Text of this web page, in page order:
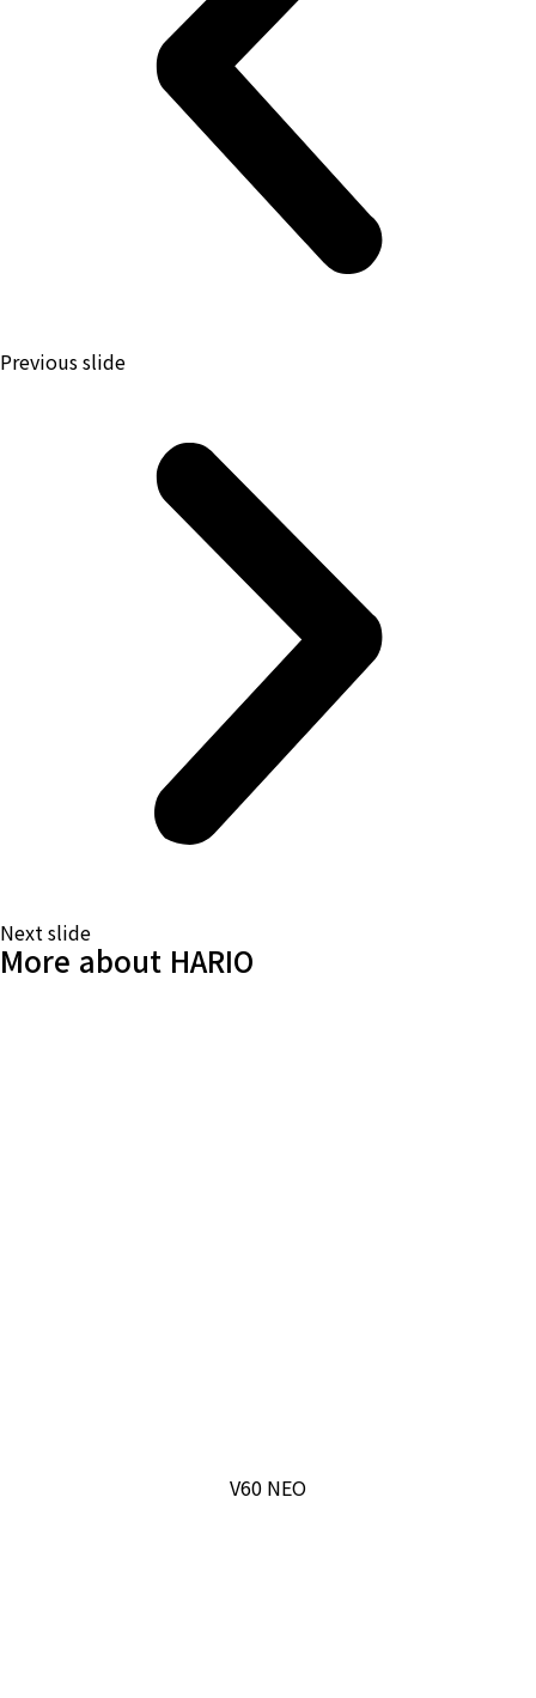
Previous slide
Next slide
More about HARIO
V60 NEO